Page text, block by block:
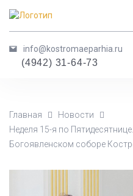
info@kostromaeparhia.ru
(4942) 31-64-73
Главная
Новости
Неделя 15-я по
Богоявленском соборе